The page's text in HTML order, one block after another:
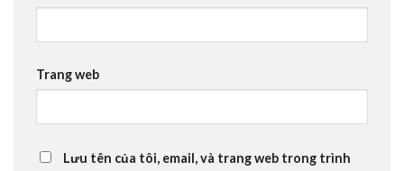
Trang web
Lưu tên của tôi, email, và trang web trong trình